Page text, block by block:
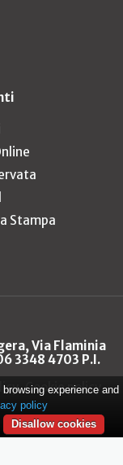
Stampa
Via Flaminia
3348 4703 P.I.
Cookie policy
experience and
policy
Disallow cookies